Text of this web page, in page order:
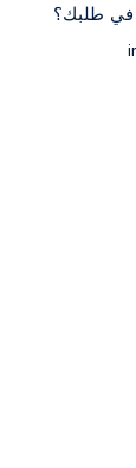
في طلبك؟